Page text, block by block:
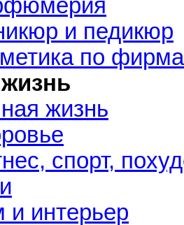
и педикюр
по
жизнь
спорт,
и интерьер